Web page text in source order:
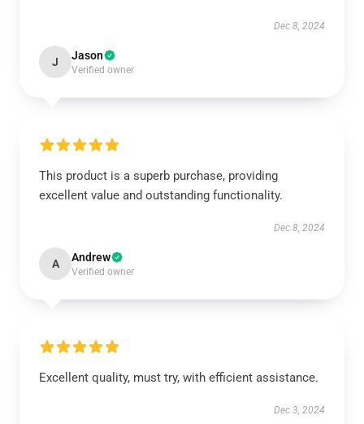
Dec 8, 2024
J Jason
Verified owner
This product is a superb purchase, providing
excellent value and outstanding functionality.
Dec 8, 2024
A Andrew
Verified owner
Excellent quality, must try, with efficient assistance.
Dec 3, 2024